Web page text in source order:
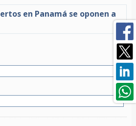
en Panamá se oponen a